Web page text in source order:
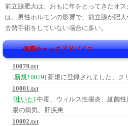
前立腺肥大は、おもに年をとってきたオ
は、男性ホルモンの影響で、前立腺が肥大
去勢手術をしていない場合に多い。
健康チェックアドバイス
10079.txt
[新規10079] 新規に登録されました、ク
10001.txt
[吐いた] 中毒、ウィルス性腸炎、細菌
腸の病気、肝疾患
10002.txt